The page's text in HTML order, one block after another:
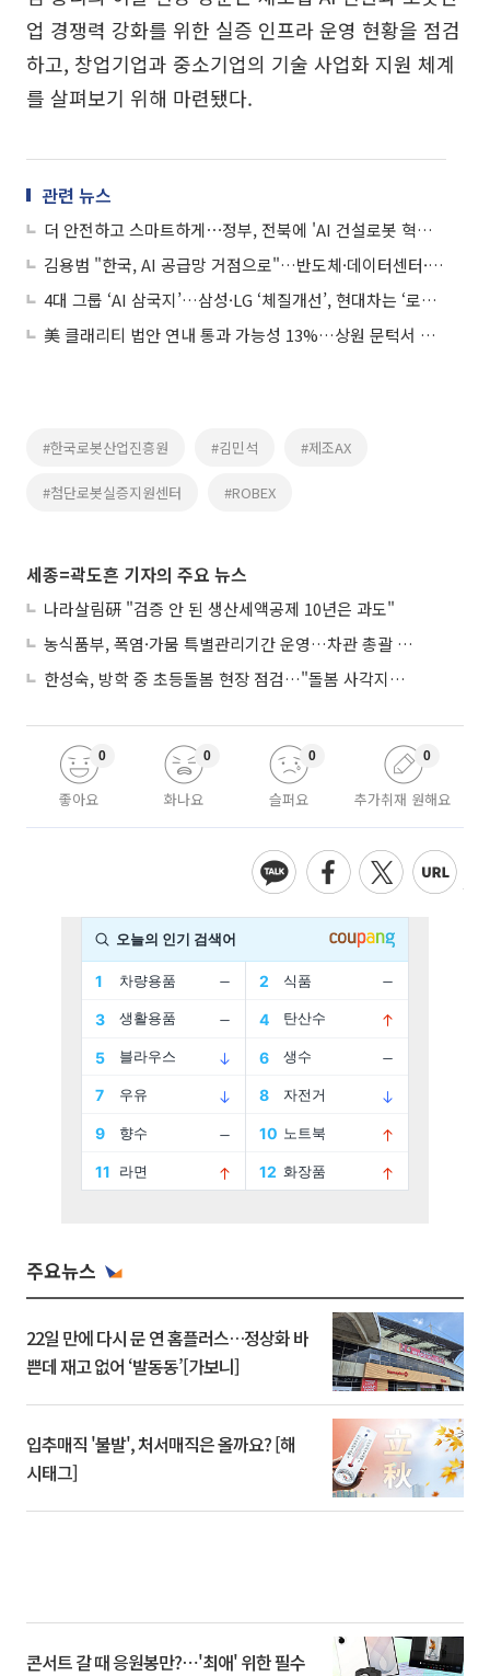
업 경쟁력 강화를 위한 실증 인프라 운영 현황을 점검
하고, 창업기업과 중소기업의 기술 사업화 지원 체계
를 살펴보기 위해 마련됐다.
관련 뉴스
더 안전하고 스마트하게⋯정부, 전북에 'AI 건설로봇 혁신센터' 설립
김용범 "한국, AI 공급망 거점으로"…반도체·데이터센터·로봇 묶는 '프로젝트 트리니티' 구상
4대 그룹 ‘AI 삼국지’…삼성·LG ‘체질개선’, 현대차는 ‘로봇’, SK는 ‘조직파괴’
美 클래리티 법안 연내 통과 가능성 13%…상원 문턱서 제동
#한국로봇산업진흥원 #김민석 #제조AX
#첨단로봇실증지원센터 #ROBEX
세종=곽도흔 기자의 주요 뉴스
나라살림硏 "검증 안 된 생산세액공제 10년은 과도"
농식품부, 폭염·가뭄 특별관리기간 운영…차관 총괄 대응체계 격상
한성숙, 방학 중 초등돌봄 현장 점검…"돌봄 사각지대 없애야"
좋아요
0
화나요
0
슬퍼요
0
추가취재 원해요
0
주요뉴스
22일 만에 다시 문 연 홈플러스…정상화 바
쁜데 재고 없어 ‘발동동’[가보니]
입추매직 '불발', 처서매직은 올까요? [해
시태그]
콘서트 갈 때 응원봉만?⋯'최애' 위한 필수